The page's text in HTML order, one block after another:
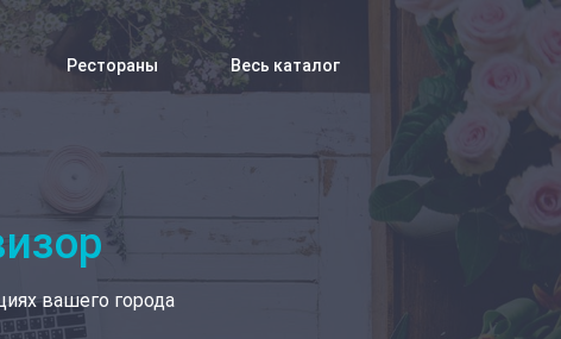
Рестораны Весь каталог
вашего города